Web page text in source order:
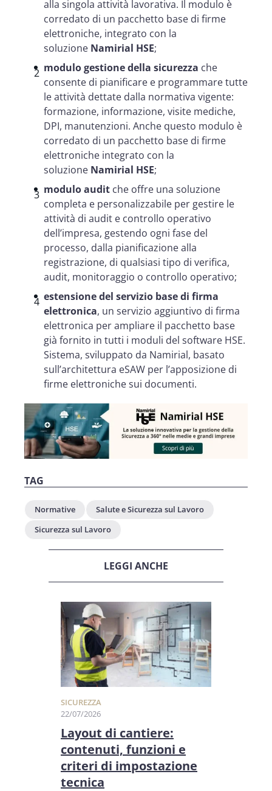
alla singola attività lavorativa. Il modulo è
corredato di un pacchetto base di firme
elettroniche, integrato con la
soluzione Namirial HSE;
modulo gestione della sicurezza che
consente di pianificare e programmare tutte
le attività dettate dalla normativa vigente:
formazione, informazione, visite mediche,
DPI, manutenzioni. Anche questo modulo è
corredato di un pacchetto base di firme
elettroniche integrato con la
soluzione Namirial HSE;
modulo audit che offre una soluzione
completa e personalizzabile per gestire le
attività di audit e controllo operativo
dell’impresa, gestendo ogni fase del
processo, dalla pianificazione alla
registrazione, di qualsiasi tipo di verifica,
audit, monitoraggio o controllo operativo;
estensione del servizio base di firma
elettronica, un servizio aggiuntivo di firma
elettronica per ampliare il pacchetto base
già fornito in tutti i moduli del software HSE.
Sistema, sviluppato da Namirial, basato
sull’architettura eSAW per l’apposizione di
firme elettroniche sui documenti.
TAG
Normative
Salute e Sicurezza sul Lavoro
Sicurezza sul Lavoro
LEGGI ANCHE
SICUREZZA
22/07/2026
Layout di cantiere:
contenuti, funzioni e
criteri di impostazione
tecnica